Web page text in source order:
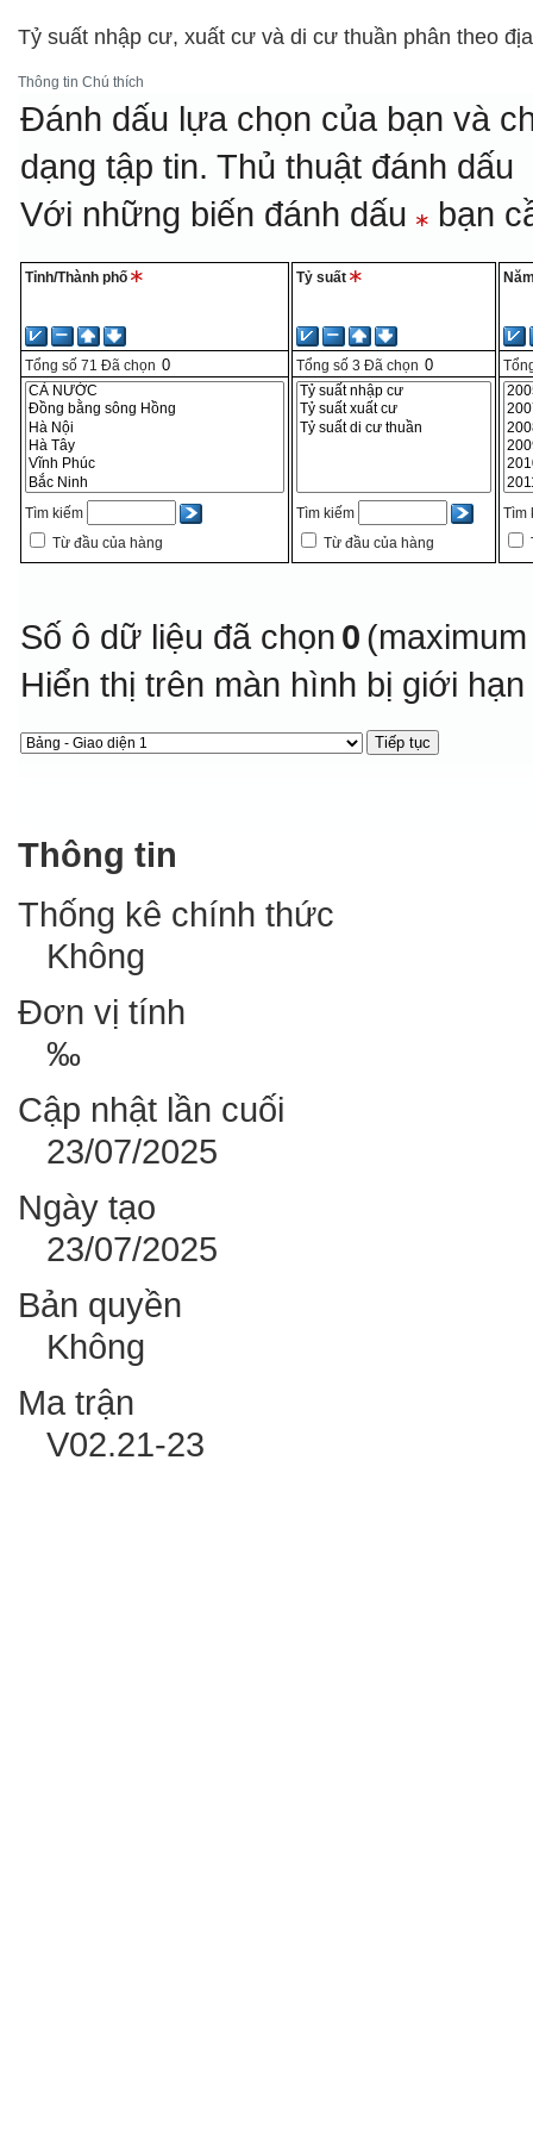
Tỷ suất nhập cư, xuất cư và di cư thuần phân theo
Thông tin Chú thích
Đánh dấu lựa chọn của bạn và
dạng tập tin.Thủ thuật đánh dấu
Với những biến đánh dấu bạn
Tỉnh/Thành phố
Tổng số 71 Đã chọn
Tìm kiếm
Từ đầu của hàng
Tỷ suất
Tổng số 3 Đã chọn
Tìm kiếm
Từ đầu của hàng
Tìm
Số ô dữ liệu đã chọn 0
Hiển thị trên màn hình bị giới
Thông tin
Thống kê chính thức
Không
Đơn vị tính
‰
Cập nhật lần cuối
23/07/2025
Ngày tạo
23/07/2025
Bản quyền
Không
Ma trận
V02.21-23